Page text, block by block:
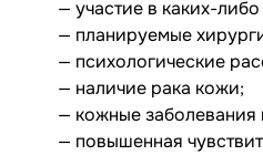
— участие в каких-
— планируемые
— психологические
— наличие рака кожи;
— кожные заболевания
— повышенная